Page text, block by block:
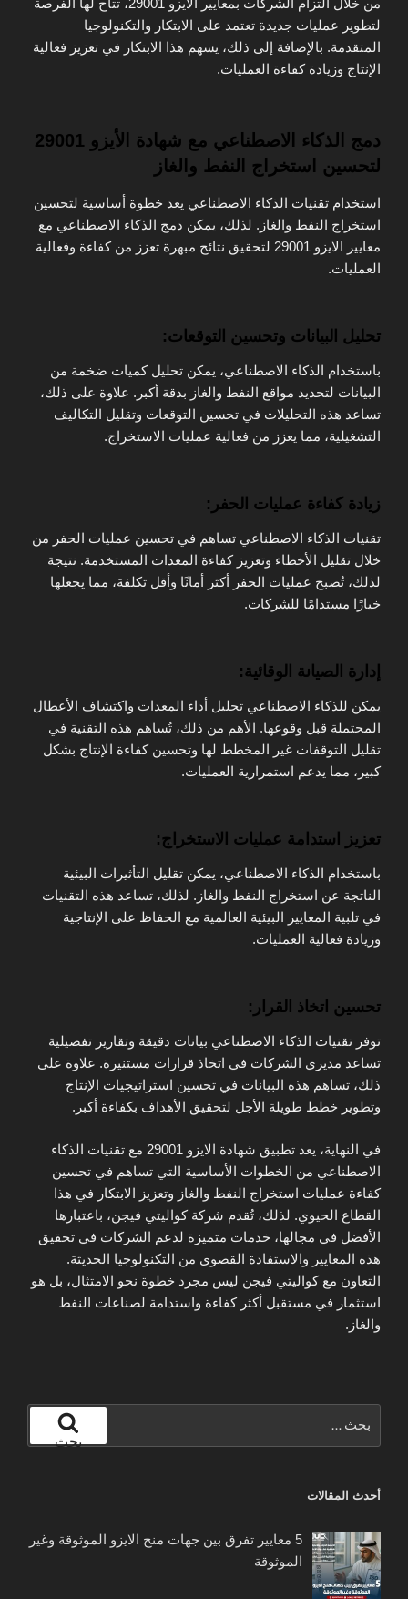
لتطوير عمليات جديدة تعتمد على الابتكار والتكنولوجيا
المتقدمة. بالإضافة إلى ذلك، يسهم هذا الابتكار في تعزيز فعالية
الإنتاج وزيادة كفاءة العمليات.
دمج الذكاء الاصطناعي مع شهادة الأيزو 29001
لتحسين استخراج النفط والغاز
استخدام تقنيات الذكاء الاصطناعي يعد خطوة أساسية لتحسين
استخراج النفط والغاز. لذلك، يمكن دمج الذكاء الاصطناعي مع
معايير الايزو 29001 لتحقيق نتائج مبهرة تعزز من كفاءة وفعالية
العمليات.
تحليل البيانات وتحسين التوقعات:
باستخدام الذكاء الاصطناعي، يمكن تحليل كميات ضخمة من
البيانات لتحديد مواقع النفط والغاز بدقة أكبر. علاوة على ذلك،
تساعد هذه التحليلات في تحسين التوقعات وتقليل التكاليف
التشغيلية، مما يعزز من فعالية عمليات الاستخراج.
زيادة كفاءة عمليات الحفر:
تقنيات الذكاء الاصطناعي تساهم في تحسين عمليات الحفر من
خلال تقليل الأخطاء وتعزيز كفاءة المعدات المستخدمة. نتيجة
لذلك، تُصبح عمليات الحفر أكثر أمانًا وأقل تكلفة، مما يجعلها
خيارًا مستدامًا للشركات.
إدارة الصيانة الوقائية:
يمكن للذكاء الاصطناعي تحليل أداء المعدات واكتشاف الأعطال
المحتملة قبل وقوعها. الأهم من ذلك، تُساهم هذه التقنية في
تقليل التوقفات غير المخطط لها وتحسين كفاءة الإنتاج بشكل
كبير، مما يدعم استمرارية العمليات.
تعزيز استدامة عمليات الاستخراج:
باستخدام الذكاء الاصطناعي، يمكن تقليل التأثيرات البيئية
الناتجة عن استخراج النفط والغاز. لذلك، تساعد هذه التقنيات
في تلبية المعايير البيئية العالمية مع الحفاظ على الإنتاجية
وزيادة فعالية العمليات.
تحسين اتخاذ القرار:
توفر تقنيات الذكاء الاصطناعي بيانات دقيقة وتقارير تفصيلية
تساعد مديري الشركات في اتخاذ قرارات مستنيرة. علاوة على
ذلك، تساهم هذه البيانات في تحسين استراتيجيات الإنتاج
وتطوير خطط طويلة الأجل لتحقيق الأهداف بكفاءة أكبر.
في النهاية، يعد تطبيق شهادة الايزو 29001 مع تقنيات الذكاء
الاصطناعي من الخطوات الأساسية التي تساهم في تحسين
كفاءة عمليات استخراج النفط والغاز وتعزيز الابتكار في هذا
القطاع الحيوي. لذلك، تُقدم شركة كواليتي فيجن، باعتبارها
الأفضل في مجالها، خدمات متميزة لدعم الشركات في تحقيق
هذه المعايير والاستفادة القصوى من التكنولوجيا الحديثة.
التعاون مع كواليتي فيجن ليس مجرد خطوة نحو الامتثال، بل هو
استثمار في مستقبل أكثر كفاءة واستدامة لصناعات النفط
والغاز.
عن:
بحث
أحدث المقالات
5 معايير تفرق بين جهات منح الايزو الموثوقة وغير
الموثوقة